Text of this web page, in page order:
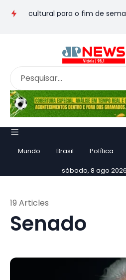
para o fim de semana
Mundo Brasil Política
sábado, 8 ago 2026
Senado
19 Articles